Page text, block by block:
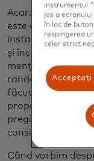
Acar: Ceea ce
este că există
instalați o
și încălzire,
menține anumite
randament al
făcut. Am realizat
proprietate, iar
pregătiți să facă
consideră că
Când vorbim
instrumentul
jos a
în loc de
respingerea
celor strict
Acceptați